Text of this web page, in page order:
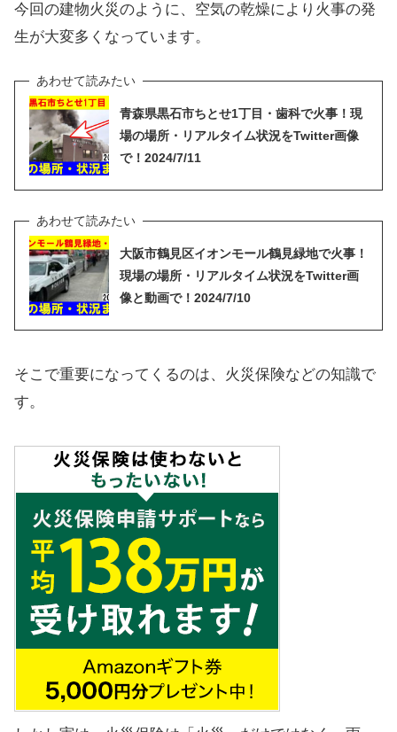
今回の建物火災のように、空気の乾燥により火事の発
生が大変多くなっています。
青森県黒石市ちとせ1丁目・歯科で火事！現
場の場所・リアルタイム状況をTwitter画像
で！2024/7/11
大阪市鶴見区イオンモール鶴見緑地で火事！
現場の場所・リアルタイム状況をTwitter画
像と動画で！2024/7/10
そこで重要になってくるのは、火災保険などの知識で
す。